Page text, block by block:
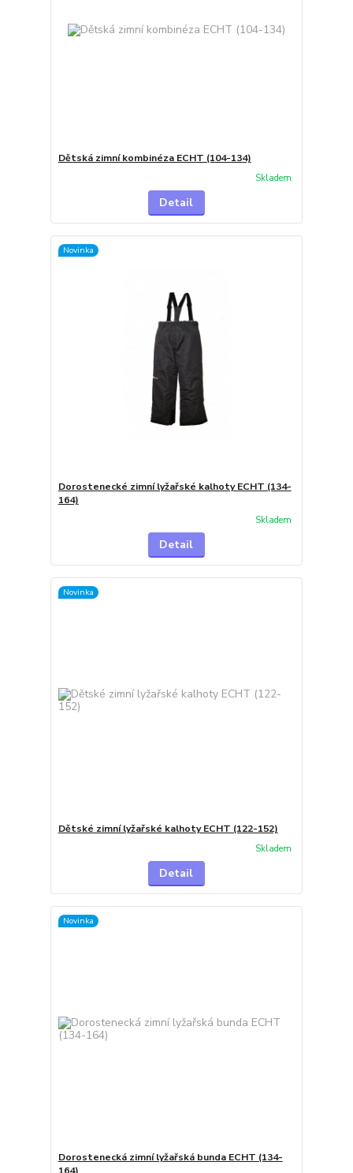
Dětská zimní kombinéza ECHT (104-134)
Skladem
Detail
Novinka
Dorostenecké zimní lyžařské kalhoty ECHT (134-
164)
Skladem
Detail
Novinka
Dětské zimní lyžařské kalhoty ECHT (122-152)
Skladem
Detail
Novinka
Dorostenecká zimní lyžařská bunda ECHT (134-